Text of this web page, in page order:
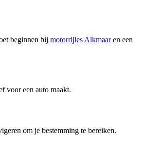
beginnen bij motorrijles Alkmaaren een
voor een auto maakt.
om je bestemming te bereiken.